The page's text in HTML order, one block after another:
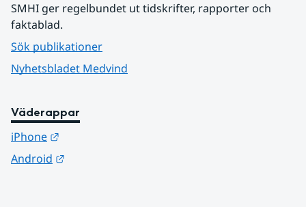
SMHI ger regelbundet ut tidskrifter, rapporter och
faktablad.
Sök publikationer
Nyhetsbladet Medvind
Väderappar
iPhone
Android